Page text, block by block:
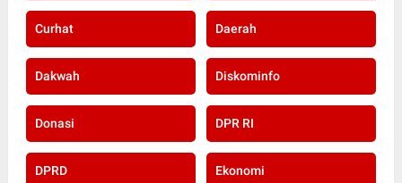
Curhat Daerah
Dakwah Diskominfo
Donasi DPR RI
DPRD Ekonomi